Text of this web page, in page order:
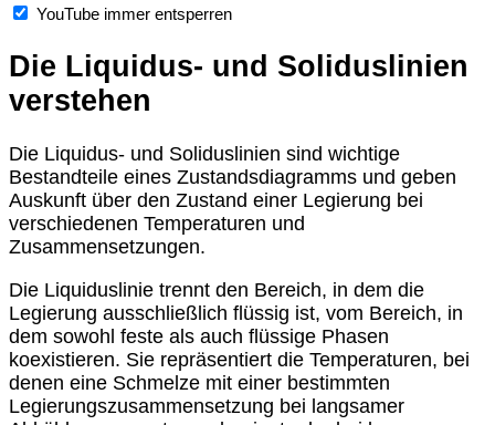
YouTube immer entsperren
Die Liquidus- und Soliduslinien
verstehen
Die Liquidus- und Soliduslinien sind wichtige
Bestandteile eines Zustandsdiagramms und geben
Auskunft über den Zustand einer Legierung bei
verschiedenen Temperaturen und
Zusammensetzungen.
Die Liquiduslinie trennt den Bereich, in dem die
Legierung ausschließlich flüssig ist, vom Bereich, in
dem sowohl feste als auch flüssige Phasen
koexistieren. Sie repräsentiert die Temperaturen, bei
denen eine Schmelze mit einer bestimmten
Legierungszusammensetzung bei langsamer